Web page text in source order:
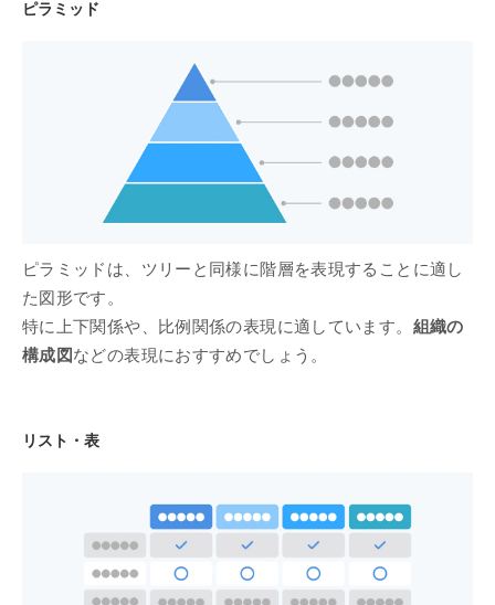
ピラミッド
ピラミッドは、ツリーと同様に階層を表現することに適し
た図形です。
特に上下関係や、比例関係の表現に適しています。 組織の
構成図などの表現におすすめでしょう。
リスト・表